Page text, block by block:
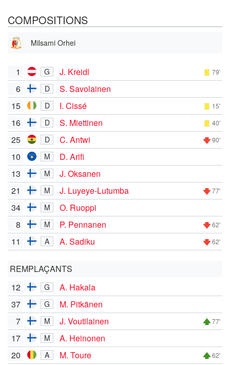
COMPOSITIONS
Milsami Orhei
1 G J. Kreidl 79'
6 D
S. Savolainen
15
D I. Cissé 15'
16 D S. Miettinen 40'
25 D C. Antwi 90'
10 M
D. Arifi
13
M
J. Oksanen
21
M J. Luyeye-Lutumba 77'
34 M
O. Ruoppi
8
M P. Pennanen 62'
11 A A. Sadiku 62'
REMPLAÇANTS
12
G
A. Hakala
37
G
M. Pitkänen
7
M J. Voutilainen 77'
17 M
A. Heinonen
20
A M. Toure 62'